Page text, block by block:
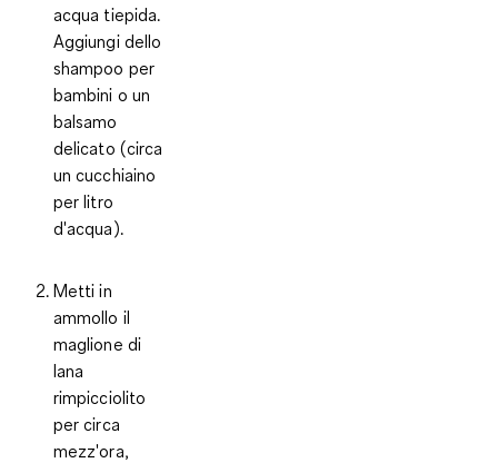
acqua tiepida.
Aggiungi dello
shampoo per
bambini o un
balsamo
delicato (circa
un cucchiaino
per litro
d'acqua).
Metti in
ammollo il
maglione di
lana
rimpicciolito
per circa
mezz'ora,